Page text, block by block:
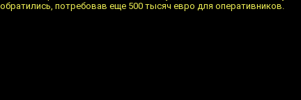
потребовав еще 500 тысяч евро для оперативников.